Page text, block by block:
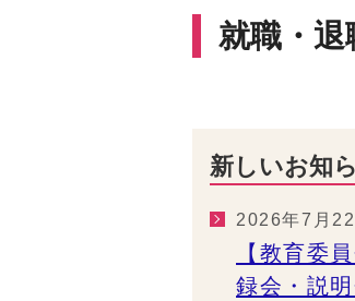
就職・退
新しいお知
2026年7月22
【教育委
録会・説